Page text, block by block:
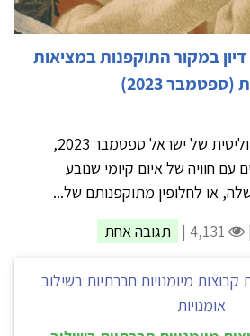
דיון במקור התוקפנות במציאות
2023)
במציאות החברתית-פוליטית של ישראל ספטמבר 2023,
חוויה של איום קיומי שנובע
או לחלופין מתוקפנותם של...
תגובה אחת